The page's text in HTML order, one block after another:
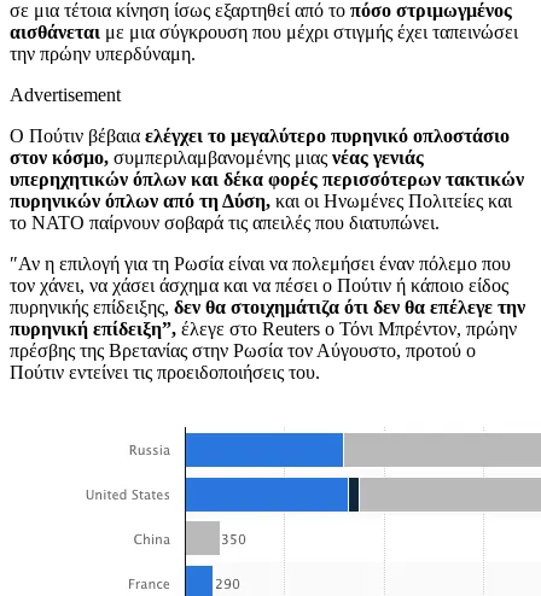
σε μια τέτοια κίνηση ίσως εξαρτηθεί από το πόσο στριμωγμένος
αισθάνεται με μια σύγκρουση που μέχρι στιγμής έχει ταπεινώσει
την πρώην υπερδύναμη.
Advertisement
Ο Πούτιν βέβαια ελέγχει το μεγαλύτερο πυρηνικό οπλοστάσιο
στον κόσμο, συμπεριλαμβανομένης μιας νέας γενιάς
υπερηχητικών όπλων και δέκα φορές περισσότερων τακτικών
πυρηνικών όπλων από τη Δύση, και οι Ηνωμένες Πολιτείες και
το ΝΑΤΟ παίρνουν σοβαρά τις απειλές που διατυπώνει.
″Αν η επιλογή για τη Ρωσία είναι να πολεμήσει έναν πόλεμο που
τον χάνει, να χάσει άσχημα και να πέσει ο Πούτιν ή κάποιο είδος
πυρηνικής επίδειξης, δεν θα στοιχημάτιζα ότι δεν θα επέλεγε την
πυρηνική επίδειξη”, έλεγε στο Reuters ο Τόνι Μπρέντον, πρώην
πρέσβης της Βρετανίας στην Ρωσία τον Αύγουστο, προτού ο
Πούτιν εντείνει τις προειδοποιήσεις του.